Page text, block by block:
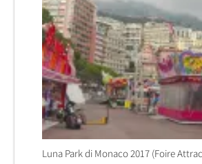
Luna Park di Monaco 2017 (Foire